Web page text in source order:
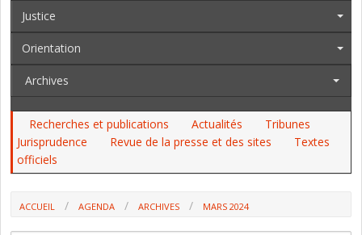
Justice
Orientation
Archives
Recherches et publications Actualités
Tribunes
Jurisprudence
Revue de la presse et des sites
Textes
officiels
ACCUEIL AGENDA ARCHIVES MARS 2024